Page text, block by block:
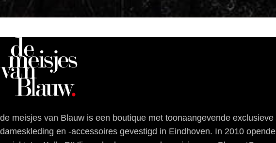
de meisjes van Blauw is een boutique met toonaangevende exclusieve
dameskleding en -accessoires gevestigd in Eindhoven. In 2010 opende